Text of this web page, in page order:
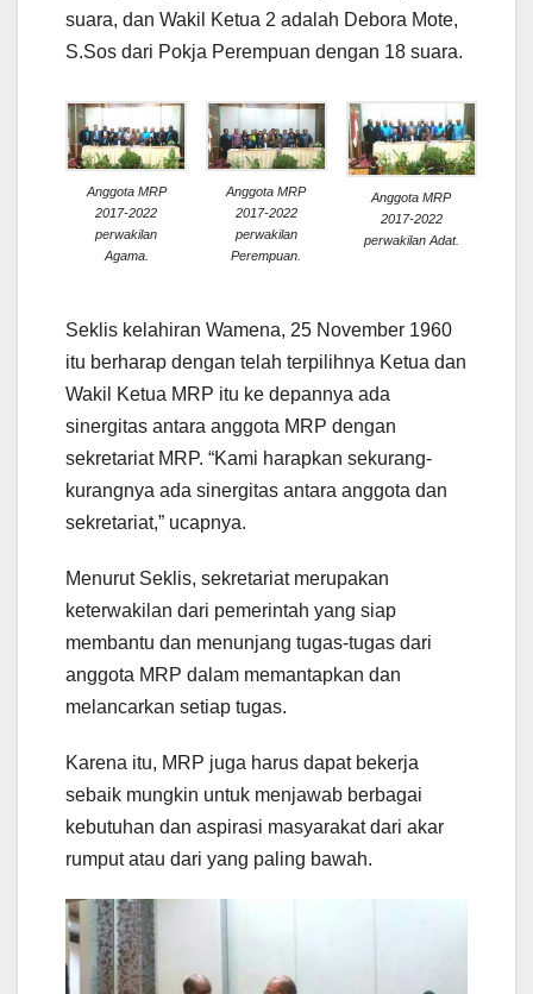
suara, dan Wakil Ketua 2 adalah Debora Mote,
S.Sos dari Pokja Perempuan dengan 18 suara.
Anggota MRP
2017-2022
perwakilan
Agama.
Anggota MRP
2017-2022
perwakilan
Perempuan.
Anggota MRP
2017-2022
perwakilan Adat.
Seklis kelahiran Wamena, 25 November 1960
itu berharap dengan telah terpilihnya Ketua dan
Wakil Ketua MRP itu ke depannya ada
sinergitas antara anggota MRP dengan
sekretariat MRP. “Kami harapkan sekurang-
kurangnya ada sinergitas antara anggota dan
sekretariat,” ucapnya.
Menurut Seklis, sekretariat merupakan
keterwakilan dari pemerintah yang siap
membantu dan menunjang tugas-tugas dari
anggota MRP dalam memantapkan dan
melancarkan setiap tugas.
Karena itu, MRP juga harus dapat bekerja
sebaik mungkin untuk menjawab berbagai
kebutuhan dan aspirasi masyarakat dari akar
rumput atau dari yang paling bawah.